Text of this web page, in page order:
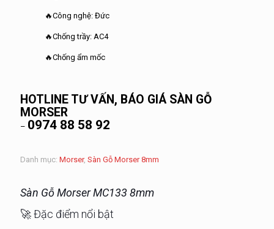
🔥Công nghệ: Đức
🔥Chống trầy: AC4
🔥Chống ẩm mốc
HOTLINE TƯ VẤN, BÁO GIÁ SÀN GỖ
MORSER
– 0974 88 58 92
Danh mục: Morser, Sàn Gỗ Morser 8mm
Sàn Gỗ Morser MC133 8mm
🚀 Đặc điểm nổi bật